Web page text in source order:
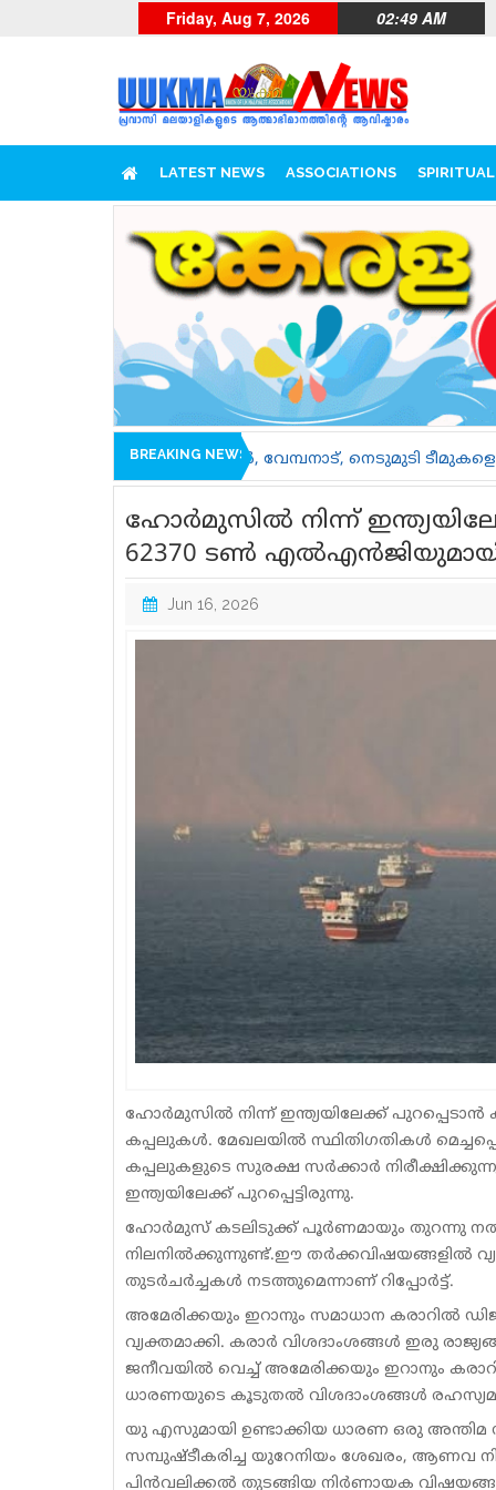
Friday, Aug 7, 2026 02:49 AM
LATEST NEWS ASSOCIATIONS SPIRITUAL
BREAKING NEWS
വേമ്പനാട്, നെടുമുടി ടീമുകളെ
ഹോർമുസിൽ നിന്ന്
62370 ടൺ എൽഎൻജിയുമായി
Jun 16, 2026
ഹോർമുസിൽ നിന്ന് ഇന്ത്യയിലേക്ക്
കപ്പലുകൾ. മേഖലയിൽ സ്ഥിതിഗതികൾ
കപ്പലുകളുടെ സുരക്ഷ സർക്കാർ
ഇന്ത്യയിലേക്ക് പുറപ്പെട്ടിരുന്നു.
ഹോർമുസ് കടലിടുക്ക് പൂർണമായും തുറന്നു
നിലനിൽക്കുന്നുണ്ട്.ഈ തർക്കവിഷയങ്ങളിൽ
തുടർചർച്ചകൾ നടത്തുമെന്നാണ് റിപ്പോർട്ട്.
അമേരിക്കയും ഇറാനും സമാധാന കരാറിൽ
വ്യക്തമാക്കി. കരാർ വിശദാംശങ്ങൾ ഇരു
ജനീവയിൽ വെച്ച് അമേരിക്കയും ഇറാനും
ധാരണയുടെ കൂടുതൽ വിശദാംശങ്ങൾ
യു എസുമായി ഉണ്ടാക്കിയ ധാരണ ഒരു അന്തിമ
സമ്പുഷ്ടീകരിച്ച യുറേനിയം ശേഖരം, ആണവ
പിൻവലിക്കൽ തുടങ്ങിയ നിർണായക